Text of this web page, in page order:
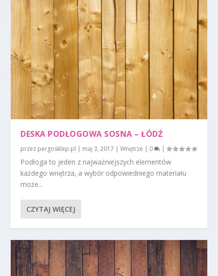
DESKA PODŁOGOWA SOSNA – ŁÓDŹ
przez pergosklep.pl | maj 3, 2017 |Wnętrze | 0 |
Podłoga to jeden z najważniejszych elementów
każdego wnętrza, a wybór odpowiedniego materiału
może...
CZYTAJ WIĘCEJ